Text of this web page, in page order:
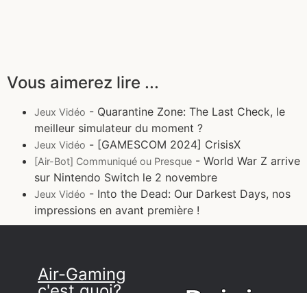
Vous aimerez lire ...
Jeux Vidéo - Quarantine Zone: The Last Check, le
meilleur simulateur du moment ?
Jeux Vidéo - [GAMESCOM 2024] CrisisX
[Air-Bot] Communiqué ou Presque - World War Z arrive
sur Nintendo Switch le 2 novembre
Jeux Vidéo - Into the Dead: Our Darkest Days, nos
impressions en avant première !
Air-Gaming